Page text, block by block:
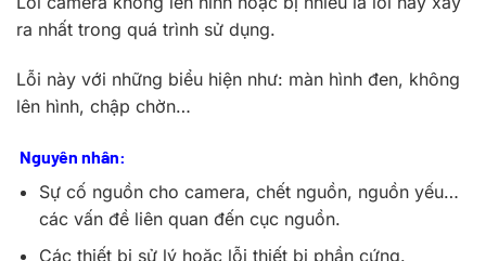
ra nhất trong quá trình sử dụng.
Lỗi này với những biểu hiện như: màn hình đen, không
lên hình, chập chờn…
Nguyên nhân:
Sự cố nguồn cho camera, chết nguồn, nguồn yếu…
các vấn đề liên quan đến cục nguồn.
Các thiết bị sử lý hoặc lỗi thiết bị phần cứng.